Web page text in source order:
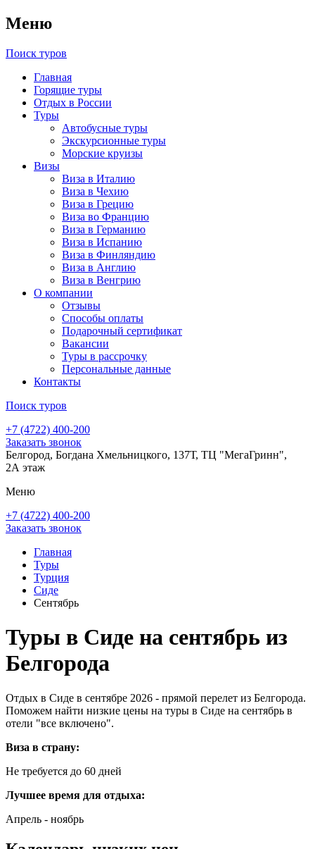
Меню
Поиск туров
Главная
Горящие туры
Отдых в России
Туры
Автобусные туры
Экскурсионные туры
Морские круизы
Визы
Виза в Италию
Виза в Чехию
Виза в Грецию
Виза во Францию
Виза в Германию
Виза в Испанию
Виза в Финляндию
Виза в Англию
Виза в Венгрию
О компании
Отзывы
Способы оплаты
Подарочный сертификат
Вакансии
Туры в рассрочку
Персональные данные
Контакты
Поиск туров
+7 (4722) 400-200
Заказать звонок
Белгород, Богдана Хмельницкого, 137Т, ТЦ "МегаГринн",
2А этаж
Меню
+7 (4722) 400-200
Заказать звонок
Главная
Туры
Турция
Сиде
Сентябрь
Туры в Сиде на сентябрь из
Белгорода
Отдых в Сиде в сентябре 2026 - прямой перелет из Белгорода.
Поможем найти низкие цены на туры в Сиде на сентябрь в
отели "все включено".
Виза в страну:
Не требуется до 60 дней
Лучшее время для отдыха:
Апрель - ноябрь